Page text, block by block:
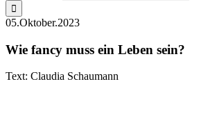
05.Oktober.2023
Wie fancy muss ein Leben sein?
Text: Claudia Schaumann